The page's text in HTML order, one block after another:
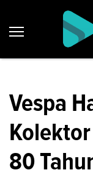
Vespa
80